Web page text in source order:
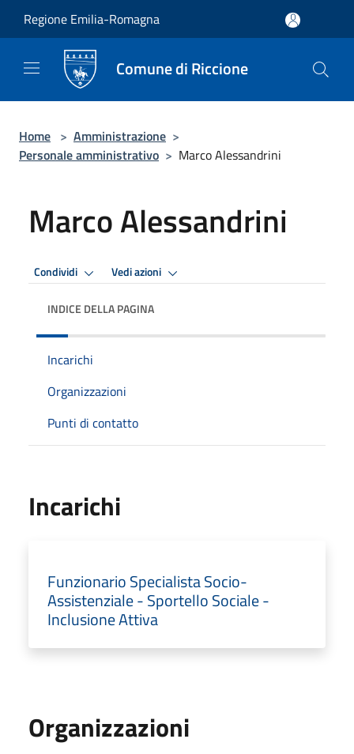
Regione Emilia-Romagna
Comune di Riccione
Home > Amministrazione >
Personale amministrativo > Marco Alessandrini
Marco Alessandrini
Condividi Vedi azioni
INDICE DELLA PAGINA
Incarichi
Organizzazioni
Punti di contatto
Incarichi
Funzionario Specialista Socio-
Assistenziale - Sportello Sociale -
Inclusione Attiva
Organizzazioni